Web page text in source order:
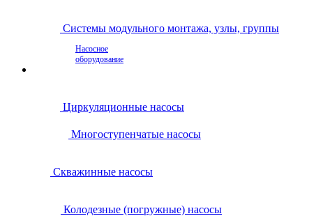
Системы модульного монтажа, узлы, группы
Насосное
оборудование
Циркуляционные насосы
Многоступенчатые насосы
Скважинные насосы
Колодезные (погружные) насосы